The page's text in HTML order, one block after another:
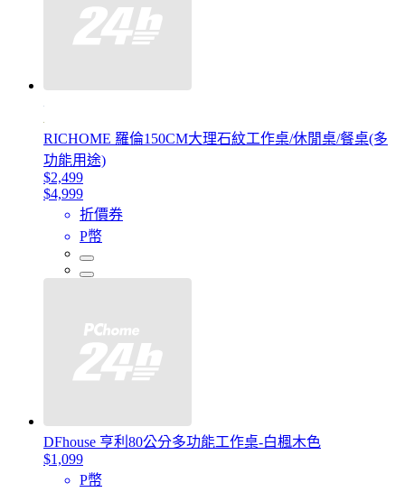
RICHOME 羅倫150CM大理石紋工作桌/休閒桌/餐桌(多
功能用途)
$2,499
$4,999
折價券
P幣
DFhouse 亨利80公分多功能工作桌-白楓木色
$1,099
P幣